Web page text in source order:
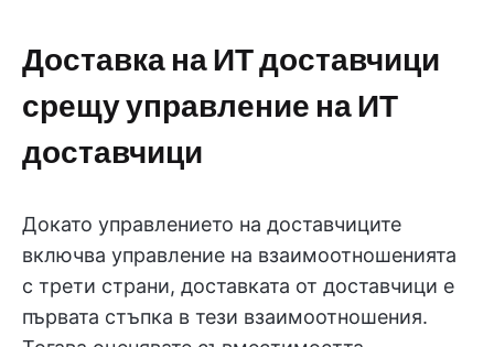
Доставка на ИТ доставчици
срещу управление на ИТ
доставчици
Докато управлението на доставчиците
включва управление на взаимоотношенията
с трети страни, доставката от доставчици е
първата стъпка в тези взаимоотношения.